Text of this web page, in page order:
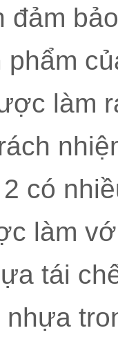
đảm bảo
phẩm
làm
có
làm
tái